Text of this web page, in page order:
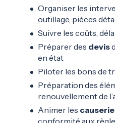
Organiser les
outillage, pièces
Suivre les coûts,
Préparer des devis
en état
Piloter les bons de
Préparation des
renouvellement de
Animer les
conformité aux